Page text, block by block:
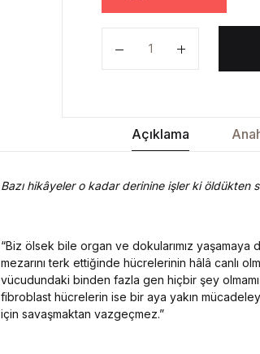
Açıklama
Bazı hikâyeler o kadar derinine işler ki öldükten
“Biz ölsek bile organ ve dokularımız
mezarını terk ettiğinde hücrelerinin hâlâ canlı
vücudundaki binden fazla gen hiçbir şey
fibroblast hücrelerin ise bir aya yakın
için savaşmaktan vazgeçmez.”